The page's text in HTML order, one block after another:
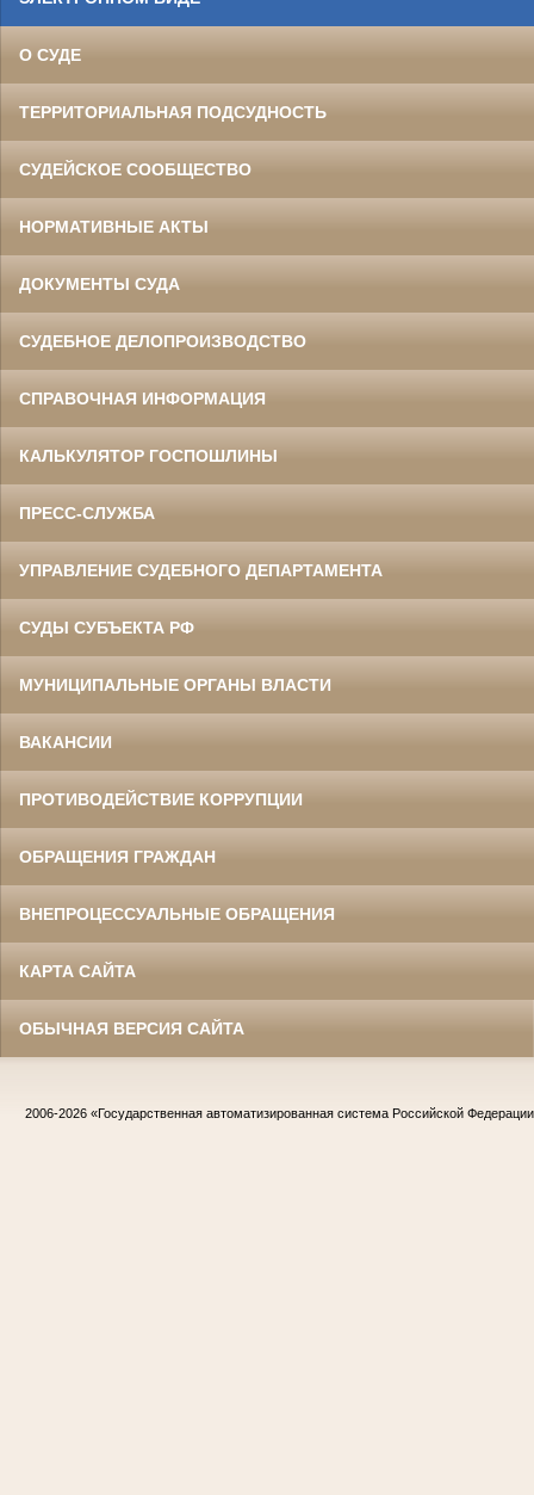
О СУДЕ
ТЕРРИТОРИАЛЬНАЯ ПОДСУДНОСТЬ
СУДЕЙСКОЕ СООБЩЕСТВО
НОРМАТИВНЫЕ АКТЫ
ДОКУМЕНТЫ СУДА
СУДЕБНОЕ ДЕЛОПРОИЗВОДСТВО
СПРАВОЧНАЯ ИНФОРМАЦИЯ
КАЛЬКУЛЯТОР ГОСПОШЛИНЫ
ПРЕСС-СЛУЖБА
УПРАВЛЕНИЕ СУДЕБНОГО ДЕПАРТАМЕНТА
СУДЫ СУБЪЕКТА РФ
МУНИЦИПАЛЬНЫЕ ОРГАНЫ ВЛАСТИ
ВАКАНСИИ
ПРОТИВОДЕЙСТВИЕ КОРРУПЦИИ
ОБРАЩЕНИЯ ГРАЖДАН
ВНЕПРОЦЕССУАЛЬНЫЕ ОБРАЩЕНИЯ
КАРТА САЙТА
ОБЫЧНАЯ ВЕРСИЯ САЙТА
2006-2026 «Государственная автоматизированная система Российской